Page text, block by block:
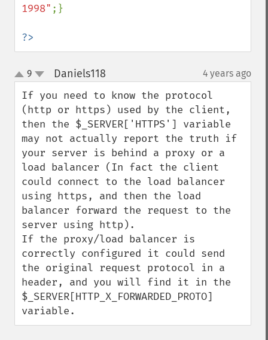
1998" ;}
?>
up
down
9 Daniels118 4 years ago
If you need to know the protocol
(http or https) used by the client,
then the $_SERVER['HTTPS'] variable
may not actually report the truth if
your server is behind a proxy or a
load balancer (In fact the client
could connect to the load balancer
using https, and then the load
balancer forward the request to the
server using http).
If the proxy/load balancer is
correctly configured it could send
the original request protocol in a
header, and you will find it in the
$_SERVER[HTTP_X_FORWARDED_PROTO]
variable.